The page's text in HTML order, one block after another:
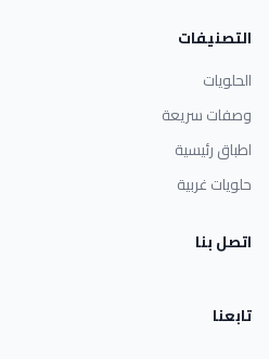
التصنيفات
الحلويات
وصفات سريعة
اطباق رئيسية
حلويات غربية
اتصل بنا
تابعنا